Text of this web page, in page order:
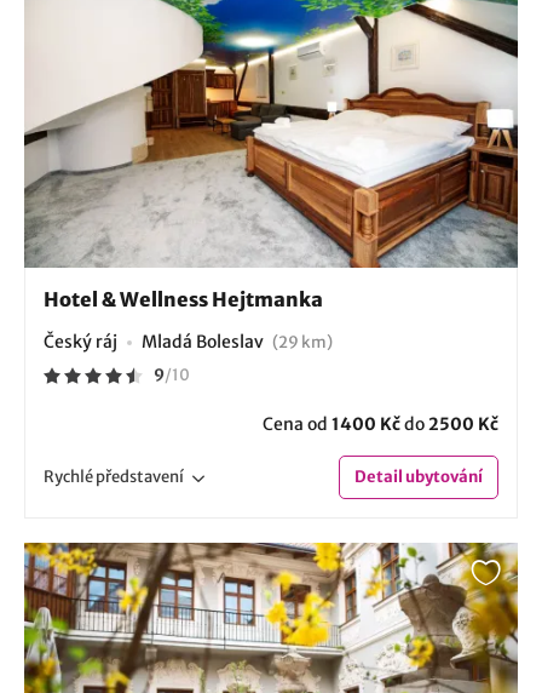
Hotel & Wellness Hejtmanka
Český ráj Mladá Boleslav (29 km)
9/10
Cena od 1400 Kčdo2500 Kč
Rychlépředstavení Detailubytování